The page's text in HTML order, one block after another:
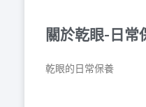
關於乾眼-日常
乾眼的日常保養